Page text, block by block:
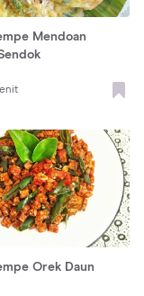
Mendoan
Orek Daun